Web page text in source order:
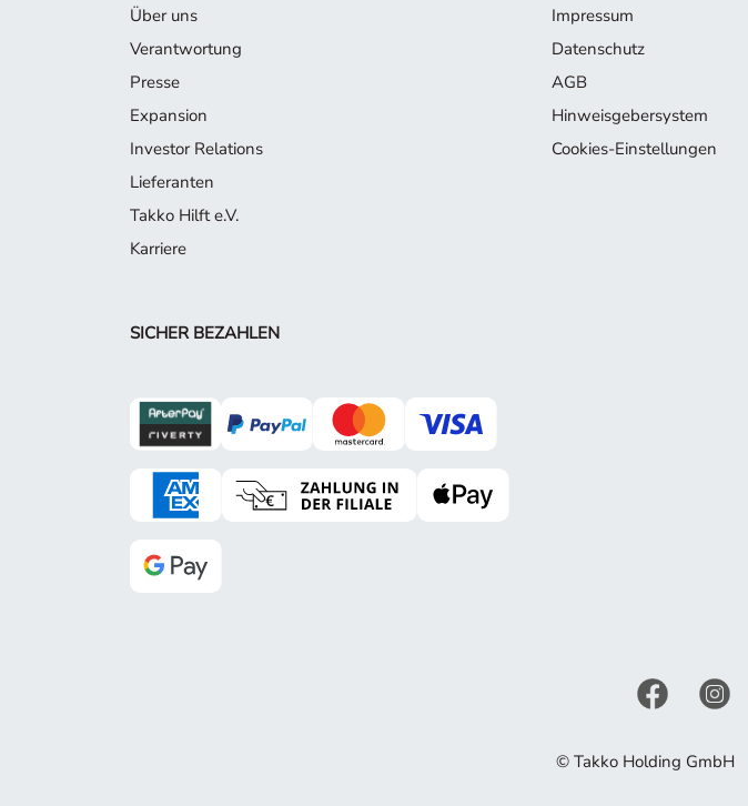
Über uns
Verantwortung
Presse
Expansion
Investor Relations
Lieferanten
Takko Hilft e.V.
Karriere
Impressum
Datenschutz
AGB
Hinweisgebersystem
Cookies-Einstellungen
SICHER BEZAHLEN
© Takko Holding GmbH